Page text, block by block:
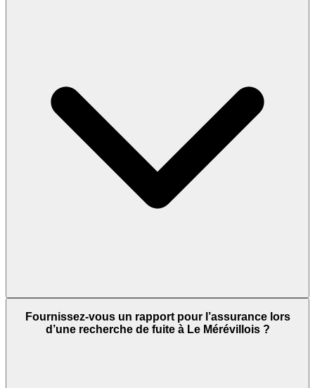
Fournissez-vous un rapport pour l’assurance lors
d’une recherche de fuite à Le Mérévillois ?